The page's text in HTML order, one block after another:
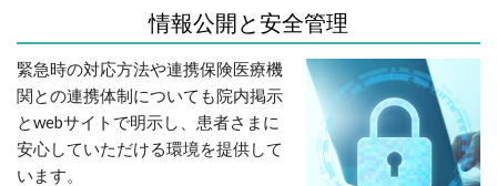
情報公開と安全管理
緊急時の対応方法や連携保険医療機
関との連携体制についても院内掲示
とwebサイトで明示し、患者さまに
安心していただける環境を提供して
います。